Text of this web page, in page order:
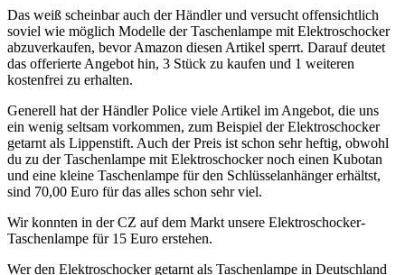
Das weiß scheinbar auch der Händler und versucht offensichtlich
soviel wie möglich Modelle der Taschenlampe mit Elektroschocker
abzuverkaufen, bevor Amazon diesen Artikel sperrt. Darauf deutet
das offerierte Angebot hin, 3 Stück zu kaufen und 1 weiteren
kostenfrei zu erhalten.
Generell hat der Händler Police viele Artikel im Angebot, die uns
ein wenig seltsam vorkommen, zum Beispiel der Elektroschocker
getarnt als Lippenstift. Auch der Preis ist schon sehr heftig, obwohl
du zu der Taschenlampe mit Elektroschocker noch einen Kubotan
und eine kleine Taschenlampe für den Schlüsselanhänger erhältst,
sind 70,00 Euro für das alles schon sehr viel.
Wir konnten in der CZ auf dem Markt unsere Elektroschocker-
Taschenlampe für 15 Euro erstehen.
Wer den Elektroschocker getarnt als Taschenlampe in Deutschland